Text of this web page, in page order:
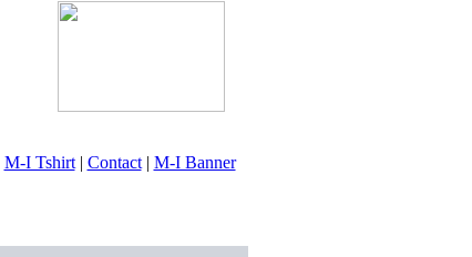
M-I Tshirt| Contact| M-I Banner